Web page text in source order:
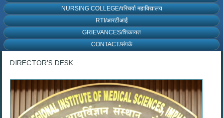
NURSING COLLEGE/परिचर्या महाविद्यालय
RTI/आरटीआई
GRIEVANCES/शिकायत
CONTACT/संपर्क
DIRECTOR’S DESK